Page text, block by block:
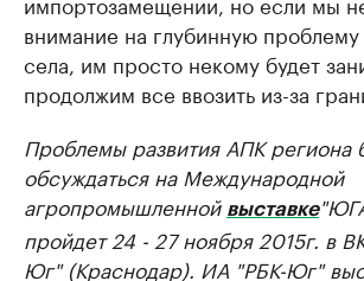
внимание на глубинную проблему
села, им просто некому будет
продолжим все ввозить из-за
Проблемы развития АПК региона
обсуждаться на Международной
агропромышленной выставке
пройдет 24 - 27 ноября 2015г. в
Юг" (Краснодар). ИА "РБК-Юг"